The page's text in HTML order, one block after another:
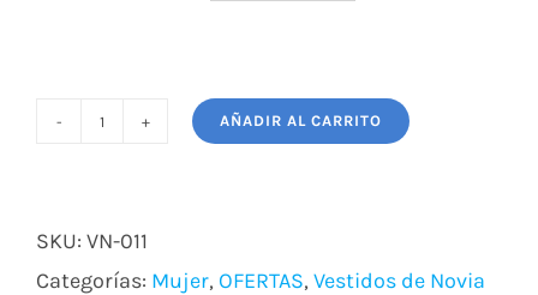
cantidad
AÑADIR AL CARRITO
SKU: VN-011
Categorías: Mujer, OFERTAS,Vestidos de Novia